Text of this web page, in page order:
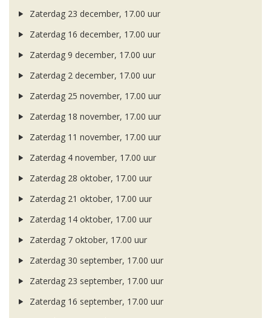
Zaterdag 23 december, 17.00 uur
Zaterdag 16 december, 17.00 uur
Zaterdag 9 december, 17.00 uur
Zaterdag 2 december, 17.00 uur
Zaterdag 25 november, 17.00 uur
Zaterdag 18 november, 17.00 uur
Zaterdag 11 november, 17.00 uur
Zaterdag 4 november, 17.00 uur
Zaterdag 28 oktober, 17.00 uur
Zaterdag 21 oktober, 17.00 uur
Zaterdag 14 oktober, 17.00 uur
Zaterdag 7 oktober, 17.00 uur
Zaterdag 30 september, 17.00 uur
Zaterdag 23 september, 17.00 uur
Zaterdag 16 september, 17.00 uur